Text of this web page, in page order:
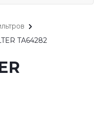
TA64282